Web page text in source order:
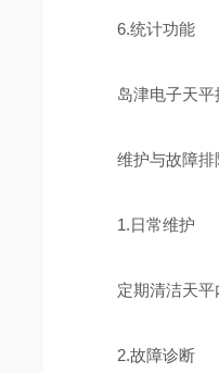
6.统计功能
岛津电子天平提
维护与故障排
1.日常维护
定期清洁天平内
2.故障诊断